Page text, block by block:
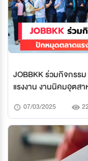
JOBBKK ร่วมกิจกรร
แรงงาน งานนิคมอุตส
07/03/2025